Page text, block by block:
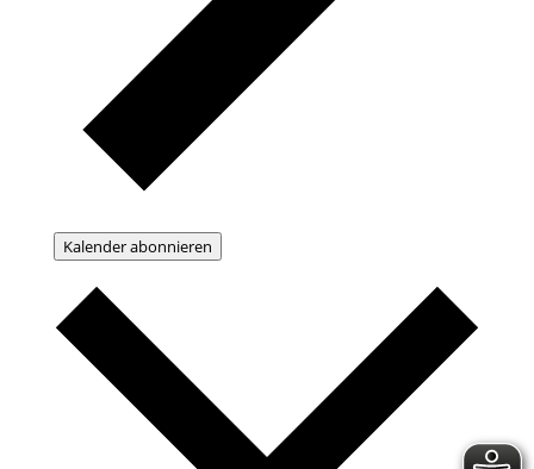
Kalender abonnieren